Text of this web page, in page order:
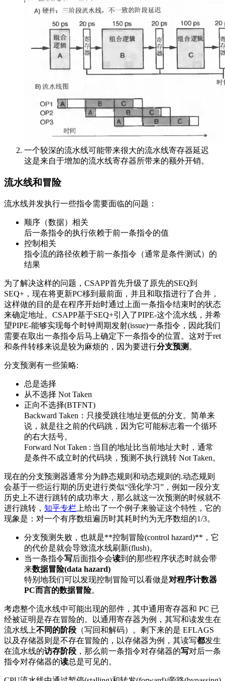
一个较深的流水线可能带来很大的流水线寄存器延迟
这是来自于增加的流水线寄存器所带来的额外开销。
流水线和冒险
流水线并发执行一些指令需要面临的问题：
顺序（数据）相关
后一条指令的执行依赖于前一条指令的值
控制相关
指令流的路径依赖于前一条指令（通常是条件测试）的
结果
为了解决这样的问题，CSAPP首先升级了原先的SEQ到
SEQ+，现在将更新PC移到最前面，并且和取指进行了合并，
这样做的目的是在程序开始时通过上面一条指令结束时的状态
来确定地址。CSAPP基于SEQ+引入了PIPE-这个流水线，并希
望PIPE-能够实现每个时钟周期发射(issue)一条指令，因此我们
需要在取出一条指令后马上确定下一条指令的位置。这对于ret
和条件转移来说是较为麻烦的，因为要进行分支预测 。
分支预测有一些策略:
总是选择
从不选择 Not Taken
正向不选择(BTFNT)
Backward Taken：只接受跳往地址更低的分支。简单来
说，就是往之前的代码跳，因为它可能标志着一个循环
的右大括号。
Forward Not Taken : 当目的地址比当前地址大时，通常
是条件不成立时的代码块，预测不执行跳转 Not Taken。
现在的分支预测器通常分为静态规则和动态规则的.动态规则
会基于一些运行期的历史进行类似“强化学习”，例如一段分支
历史上不进行跳转的成功率大，那么就这一次预测的时候就不
进行跳转， 知乎专栏 上给出了一个例子来验证这个特性，它的
现象是：对一个有序数组遍历时其耗时约为无序数组的1/3。
分支预测失败，也就是**控制冒险(control hazard)**，它
的代价是就会导致流水线刷新(flush)。
当一条指令写后面指令会读到的那些程序状态时就会带
来数据冒险(data hazard)
特别地我们可以发现控制冒险可以看做是对程序计数器
PC而言的数据冒险。
考虑整个流水线中可能出现的部件，其中通用寄存器和 PC 已
经被证明是存在冒险的。以通用寄存器为例，其写和读发生在
流水线上不同的阶段 （写回和解码）。剩下来的是 EFLAGS
以及存储器则是不存在冒险的，以存储器为例，其读写都发生
在流水线的访存阶段 ，那么前一条指令对存储器的写对后一条
指令对存储器的读总是可见的。